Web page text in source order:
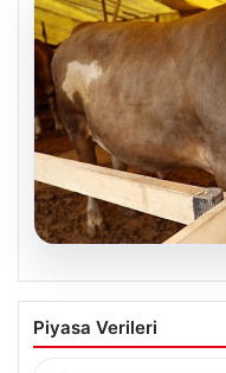
05.08.2026
Kurbanlık
2026:
Piyasa Verileri